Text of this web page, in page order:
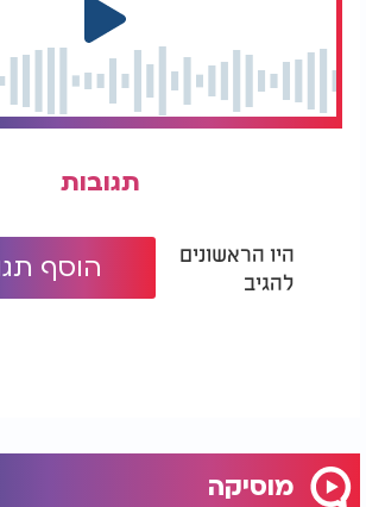
תגובות
היו הראשונים
להגיב
הוסף
מוסיקה